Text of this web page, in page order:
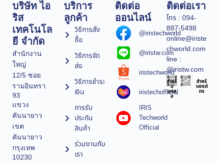
บริษัท ไอ
ริส
เทคโนโล
ยี จำกัด
สำนักงาน
ใหญ่
12/5 ซอย
รามอินทรา
93
แขวง
คันนายาว
เขต
คันนายาว
กรุงเทพ
10230
บริการ
ลูกค้า
วิธีการสั่ง
ซื้อ
วิธีการจัด
ส่ง
วิธีการชำระ
เงิน
การรับ
ประกัน
สินค้า
ร่วมงานกับ
เรา
ติดต่อ
ออนไลน์
@iristechworld
@iristw.com
iristechworld
iristechofficial
IRIS
Techworld
Official
ติดต่อเรา
โทร : 094-
887-5498
online@iriste
chworld.com
line :
@iristw.com
สำหรั
บ
บุคค
ล
สำหรั
บองค์
กร